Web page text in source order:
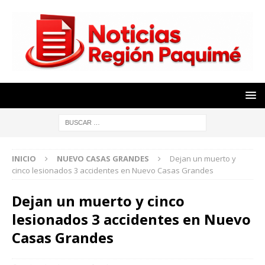
INICIO NUEVO CASAS GRANDES
Dejan un muerto y
cinco lesionados 3 accidentes en Nuevo Casas Grandes
Dejan un muerto y cinco
lesionados 3 accidentes en Nuevo
Casas Grandes